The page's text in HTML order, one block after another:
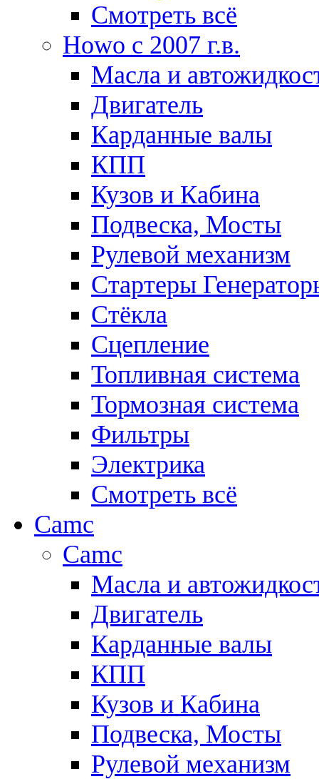
Смотреть всё
Howo c 2007 г.в.
Масла и
Двигатель
Карданные валы
КПП
Кузов и Кабина
Подвеска, Мосты
Рулевой механизм
Стартеры
Стёкла
Сцепление
Топливная система
Тормозная система
Фильтры
Электрика
Смотреть всё
Camc
Camc
Масла и
Двигатель
Карданные валы
КПП
Кузов и Кабина
Подвеска, Мосты
Рулевой механизм